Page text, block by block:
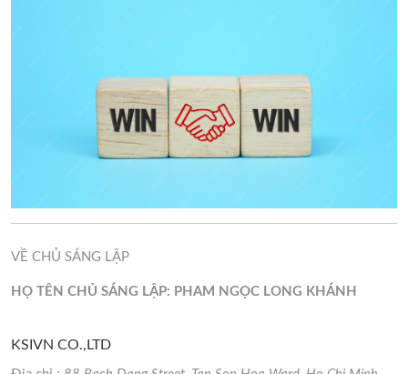
VỀ CHỦ SÁNG LẬP
HỌ TÊN CHỦ SÁNG LẬP: PHAM NGỌC LONG KHÁNH
KSIVN CO.,LTD